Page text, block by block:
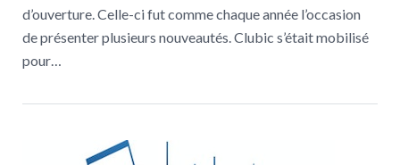
d’ouverture. Celle-ci fut comme chaque année l’occasion
de présenter plusieurs nouveautés. Clubic s’était mobilisé
pour…